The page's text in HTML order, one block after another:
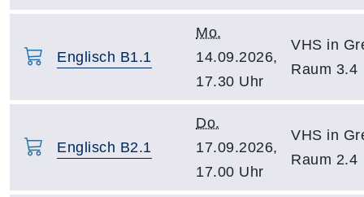
Englisch B1.1
Mo.
14.09.2026,
17.30 Uhr
VHS in
Raum 3.4
Englisch B2.1
Do.
17.09.2026,
17.00 Uhr
VHS in
Raum 2.4